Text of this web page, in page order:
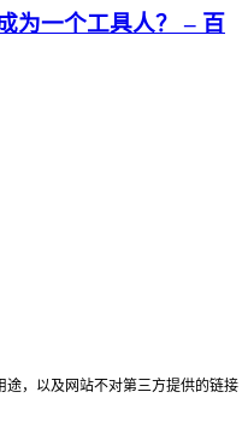
为一个工具人？ – 百
途，以及网站不对第三方提供的链接